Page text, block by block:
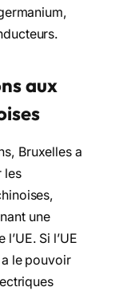
aux
Bruxelles a
les
une
Si l’UE
le pouvoir